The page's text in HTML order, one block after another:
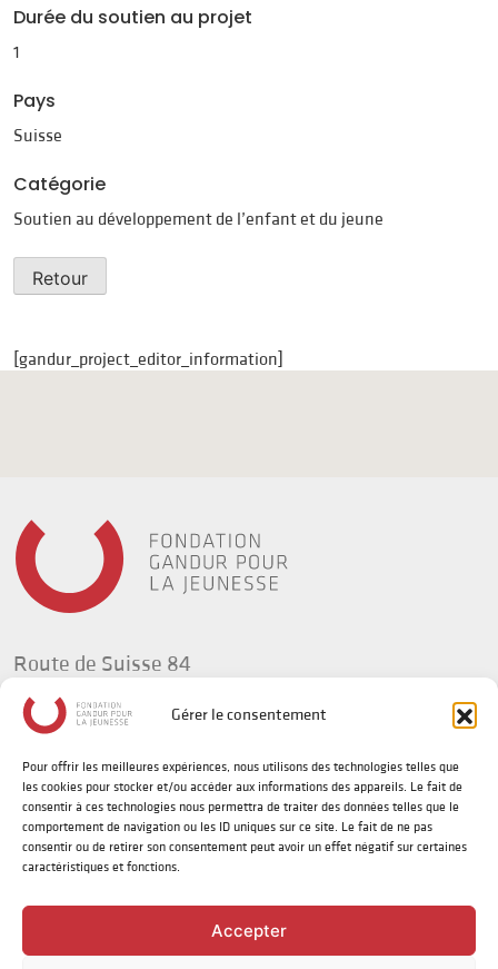
Gérer le consentement
Pour offrir les meilleures expériences, nous utilisons des technologies telles que
les cookies pour stocker et/ou accéder aux informations des appareils. Le fait de
consentir à ces technologies nous permettra de traiter des données telles que le
comportement de navigation ou les ID uniques sur ce site. Le fait de ne pas
consentir ou de retirer son consentement peut avoir un effet négatif sur certaines
caractéristiques et fonctions.
Accepter
Durée du soutien au projet
1
Pays
Suisse
Catégorie
Soutien au développement de l’enfant et du jeune
Retour
[gandur_project_editor_information]
Route de Suisse 84
1295 Tannay
Suisse
t +41(0) 58 702 92 34
info@fg-jeunesse.org
Politique de confidentialité